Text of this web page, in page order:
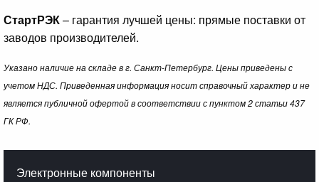
СтартРЭК– гарантия лучшей цены: прямые поставки от
заводов производителей.
Указано наличие на складе в г. Санкт-Петербург. Цены приведены с
учетом НДС. Приведенная информация носит справочный характер и не
является публичной офертой в соответствии с пунктом 2 статьи 437
ГК РФ.
Электронные компоненты